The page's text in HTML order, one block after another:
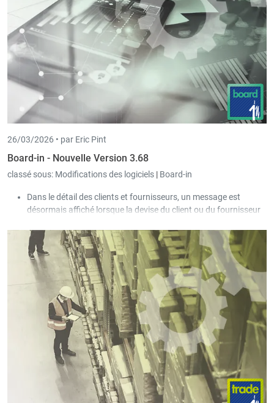
Lors de la création d’une nouvelle écriture, le journal est à
nouveau libéré dès que la nouvelle écriture est enregistrée
par l’utilisateur.
26/03/2026 • par Eric Pint
Board-in - Nouvelle Version 3.68
classé sous: Modifications des logiciels | Board-in
Dans le détail des clients et fournisseurs, un message est
désormais affiché lorsque la devise du client ou du fournisseur